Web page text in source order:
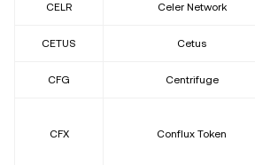
CELR Celer Network
CETUS Cetus
CFG Centrifuge
CFX Conflux Token